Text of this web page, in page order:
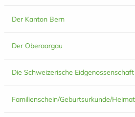
Der Kanton Bern
Der Oberaargau
Die Schweizerische Eidgenossenschaft
Familienschein/Geburtsurkunde/